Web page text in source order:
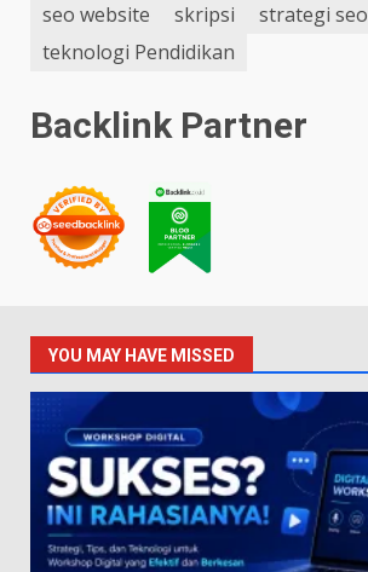
seo website
skripsi strategi seo
teknologi Pendidikan
Backlink Partner
YOU MAY HAVE MISSED